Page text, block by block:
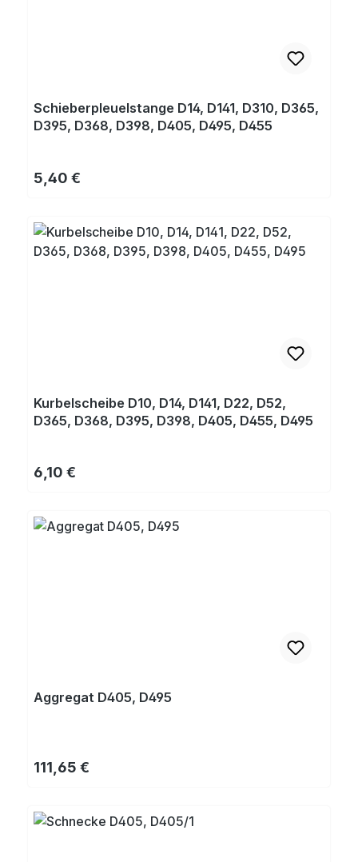
Schieberpleuelstange D14, D141, D310, D365,
D395, D368, D398, D405, D495, D455
Regulärer Preis:
5,40 €
Kurbelscheibe D10, D14, D141, D22, D52,
D365, D368, D395, D398, D405, D455, D495
Regulärer Preis:
6,10 €
Aggregat D405, D495
Regulärer Preis:
111,65 €